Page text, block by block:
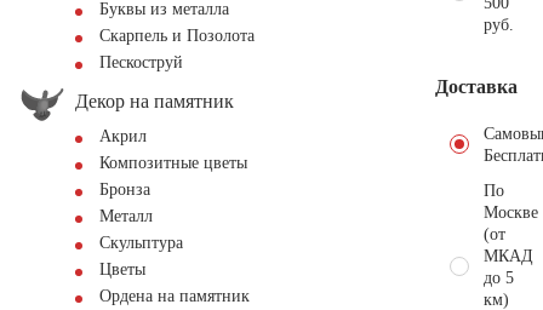
Буквы из металла
Скарпель и Позолота
Пескоструй
Декор на памятник
Акрил
Композитные цветы
Бронза
Металл
Скульптура
Цветы
Ордена на памятник
руб.
Доставка
По
Москве
(от
МКАД
до 5
км)